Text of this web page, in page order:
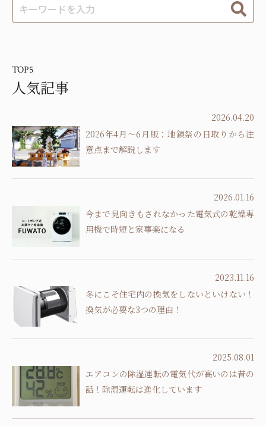
TOP5
人気記事
2026.04.20
2026年4月～6月版：地鎮祭の日取りから注
意点まで解説します
2026.01.16
今まで見向きもされなかった電気式の乾燥専
用機で時短と家事楽になる
2023.11.16
冬にこそ住宅内の換気をしないといけない！
換気が必要な3つの理由！
2025.08.01
エアコンの除湿運転の電気代が高いのは昔の
話！除湿運転は進化しています